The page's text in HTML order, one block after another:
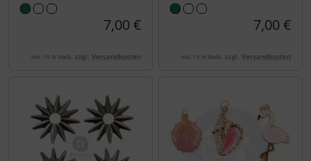
7,00 €
inkl. 19 % MwSt. zzgl. Versandkosten
7,00 €
inkl. 19 % MwSt. zzgl. Versandkosten